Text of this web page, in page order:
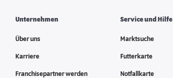
Unternehmen
Über uns
Karriere
Franchisepartner werden
Service und Hilfe
Marktsuche
Futterkarte
Notfallkarte